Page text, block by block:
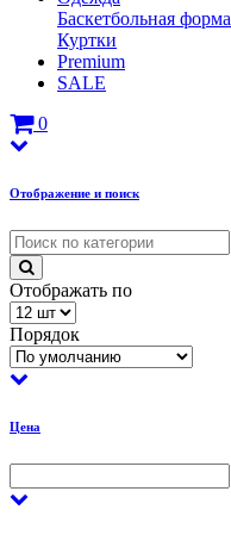
Баскетбольная форма
Куртки
Premium
SALE
0
Отображение и поиск
Отображать по
Порядок
Цена